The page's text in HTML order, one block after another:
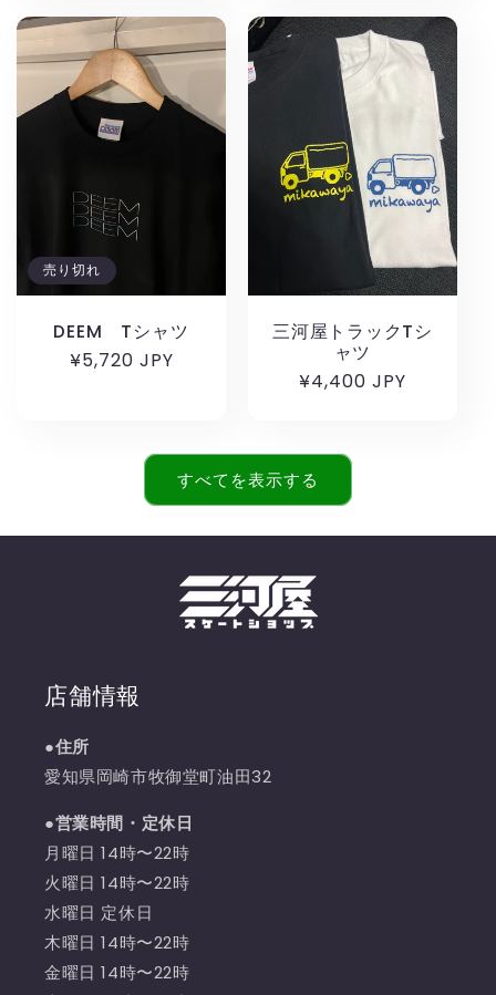
格
格
売り切れ
DEEM Tシャツ
通
¥5,720 JPY
三河屋トラックTシ
ャツ
通
格
¥4,400 JPY
すべてを表示する
店舗情報
●住所
愛知県岡崎市牧御堂町油田32
●営業時間・定休日
月曜日 14時〜22時
火曜日 14時〜22時
水曜日 定休日
木曜日 14時〜22時
金曜日 14時〜22時